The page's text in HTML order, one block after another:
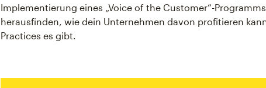
Implementierung eines „Voice of the Customer“-
herausfinden, wie dein Unternehmen davon profitieren
Practices es gibt.